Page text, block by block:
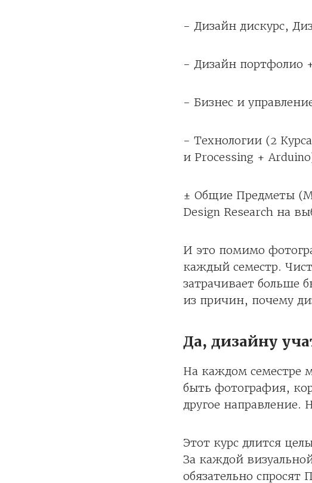
- Дизайн дискурс,
- Дизайн портфолио
- Бизнес и
- Технологии (2
и Processing +
± Общие Предметы
Design Research на
И это помимо
каждый семестр.
затрачивает больше
из причин, почему
Да, дизайну
На каждом семестре
быть фотография,
другое направление.
Этот курс длится
За каждой
обязательно